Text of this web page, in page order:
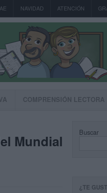
NAVIDAD ATENCIÓN
COMPRENSIÓN LECTORA
Mundial
Buscar
¿TE